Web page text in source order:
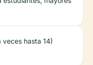
veces hasta 14)